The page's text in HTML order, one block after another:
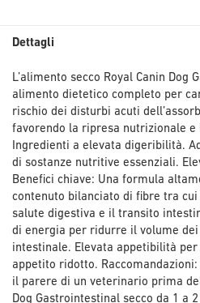
Dettagli
L’alimento secco Royal Canin Dog
alimento dietetico completo per
rischio dei disturbi acuti
favorendo la ripresa nutrizionale e
Ingredienti a elevata digeribilità.
di sostanze nutritive essenziali.
Benefici chiave: Una formula
contenuto bilanciato di fibre tra
salute digestiva e il transito
di energia per ridurre il volume
intestinale. Elevata appetibilità
appetito ridotto.
il parere di un veterinario prima
Dog Gastrointestinal secco da 1 a